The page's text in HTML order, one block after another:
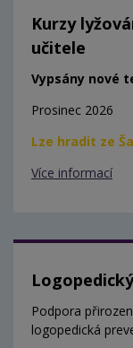
Kurzy
učitele
Vypsány nové
Prosinec 2026
Lze hradit ze
Více informací
Podpora
logopedická